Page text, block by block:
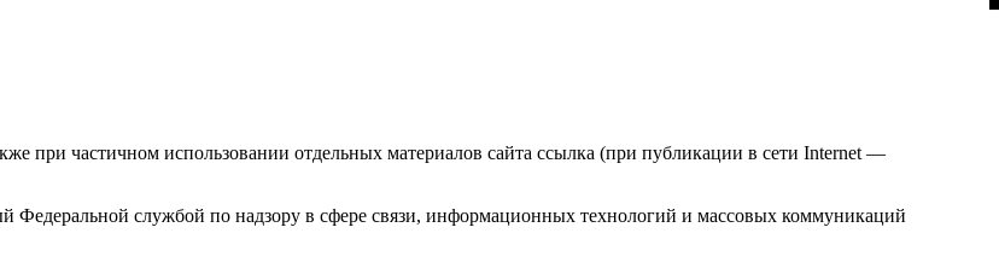
при частичном использовании отдельных материалов сайта ссылка (при публикации в сети Internet —
службой по надзору в сфере связи, информационных технологий и массовых коммуникаций